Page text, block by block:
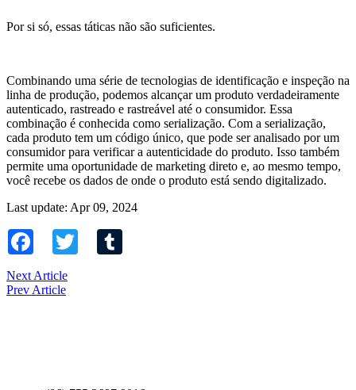
Por si só, essas táticas não são suficientes.
Combinando uma série de tecnologias de identificação e inspeção na
linha de produção, podemos alcançar um produto verdadeiramente
autenticado, rastreado e rastreável até o consumidor. Essa
combinação é conhecida como serialização. Com a serialização,
cada produto tem um código único, que pode ser analisado por um
consumidor para verificar a autenticidade do produto. Isso também
permite uma oportunidade de marketing direto e, ao mesmo tempo,
você recebe os dados de onde o produto está sendo digitalizado.
Last update: Apr 09, 2024
Facebook Twitter
Next Article
Prev Article